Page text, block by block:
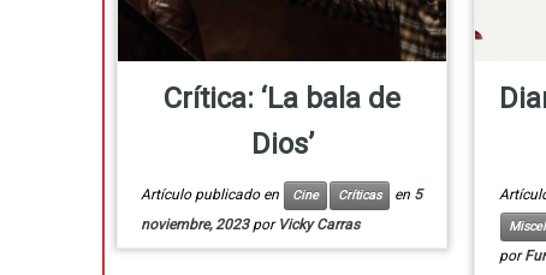
Crítica: ‘La bala de
Dios’
Artículo publicado en Cine Críticas en 5
noviembre, 2023 por Vicky Carras
por